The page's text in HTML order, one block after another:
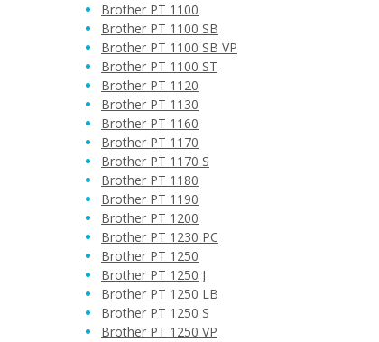
Brother PT 1100
Brother PT 1100 SB
Brother PT 1100 SB VP
Brother PT 1100 ST
Brother PT 1120
Brother PT 1130
Brother PT 1160
Brother PT 1170
Brother PT 1170 S
Brother PT 1180
Brother PT 1190
Brother PT 1200
Brother PT 1230 PC
Brother PT 1250
Brother PT 1250 J
Brother PT 1250 LB
Brother PT 1250 S
Brother PT 1250 VP